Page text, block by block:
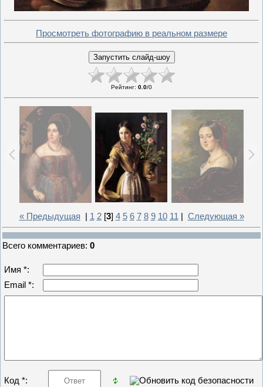
Просмотреть фотографию в реальном размере
Рейтинг: 0.0/0
« Предыдущая 1 2[3] 4 5 6 7 8 9 10 11 Следующая »
Всего комментариев: 0
Имя *:
Email *:
Код *: